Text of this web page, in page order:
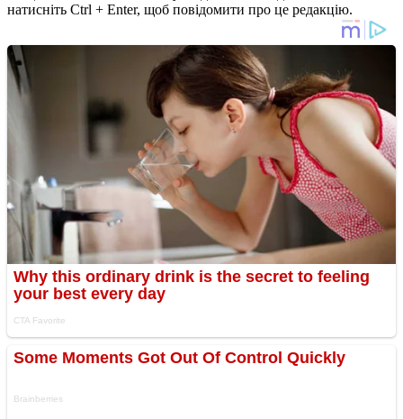
натисніть Ctrl + Enter, щоб повідомити про це редакцію.